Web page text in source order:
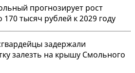
прогнозирует рост
тысяч рублей к 2029 году
задержали
залезть на крышу Смольного